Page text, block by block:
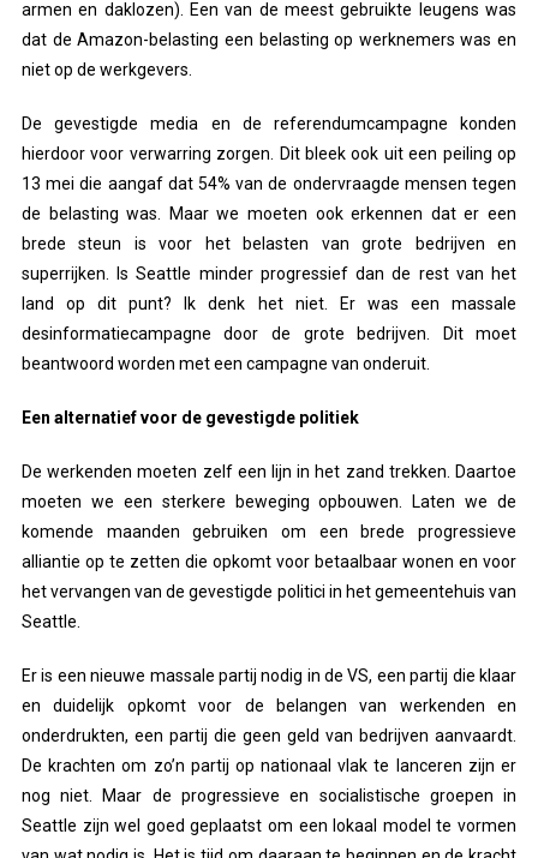
armen en daklozen). Een van de meest gebruikte leugens was
dat de Amazon-belasting een belasting op werknemers was en
niet op de werkgevers.
De gevestigde media en de referendumcampagne konden
hierdoor voor verwarring zorgen. Dit bleek ook uit een peiling op
13 mei die aangaf dat 54% van de ondervraagde mensen tegen
de belasting was. Maar we moeten ook erkennen dat er een
brede steun is voor het belasten van grote bedrijven en
superrijken. Is Seattle minder progressief dan de rest van het
land op dit punt? Ik denk het niet. Er was een massale
desinformatiecampagne door de grote bedrijven. Dit moet
beantwoord worden met een campagne van onderuit.
Een alternatief voor de gevestigde politiek
De werkenden moeten zelf een lijn in het zand trekken. Daartoe
moeten we een sterkere beweging opbouwen. Laten we de
komende maanden gebruiken om een brede progressieve
alliantie op te zetten die opkomt voor betaalbaar wonen en voor
het vervangen van de gevestigde politici in het gemeentehuis van
Seattle.
Er is een nieuwe massale partij nodig in de VS, een partij die klaar
en duidelijk opkomt voor de belangen van werkenden en
onderdrukten, een partij die geen geld van bedrijven aanvaardt.
De krachten om zo’n partij op nationaal vlak te lanceren zijn er
nog niet. Maar de progressieve en socialistische groepen in
Seattle zijn wel goed geplaatst om een lokaal model te vormen